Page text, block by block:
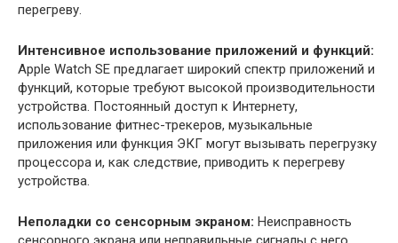
перегреву.
Интенсивное использование приложений и функций:
Apple Watch SE предлагает широкий спектр приложений и
функций, которые требуют высокой производительности
устройства. Постоянный доступ к Интернету,
использование фитнес-трекеров, музыкальные
приложения или функция ЭКГ могут вызывать перегрузку
процессора и, как следствие, приводить к перегреву
устройства.
Неполадки со сенсорным экраном: Неисправность